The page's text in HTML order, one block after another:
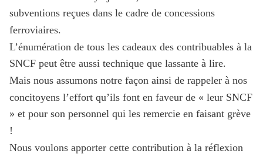
subventions reçues dans le cadre de concessions
ferroviaires.
L’énumération de tous les cadeaux des contribuables à la
SNCF peut être aussi technique que lassante à lire.
Mais nous assumons notre façon ainsi de rappeler à nos
concitoyens l’effort qu’ils font en faveur de « leur SNCF
» et pour son personnel qui les remercie en faisant grève
!
Nous voulons apporter cette contribution à la réflexion